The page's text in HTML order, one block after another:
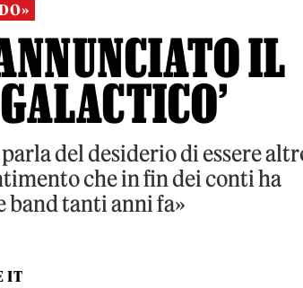
IL
del desiderio di essere
che in fin dei conti ha
band tanti anni fa»
IT